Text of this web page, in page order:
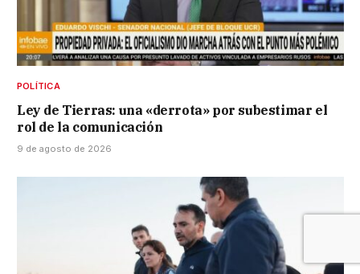
POLÍTICA
Ley de Tierras: una «derrota» por subestimar el
rol de la comunicación
9 de agosto de 2026